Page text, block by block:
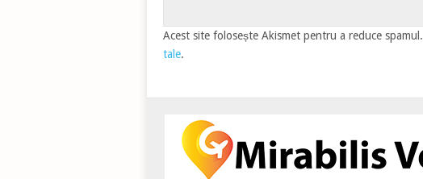
Acest site folosește Akismet pentru a reduce spamul.
tale.